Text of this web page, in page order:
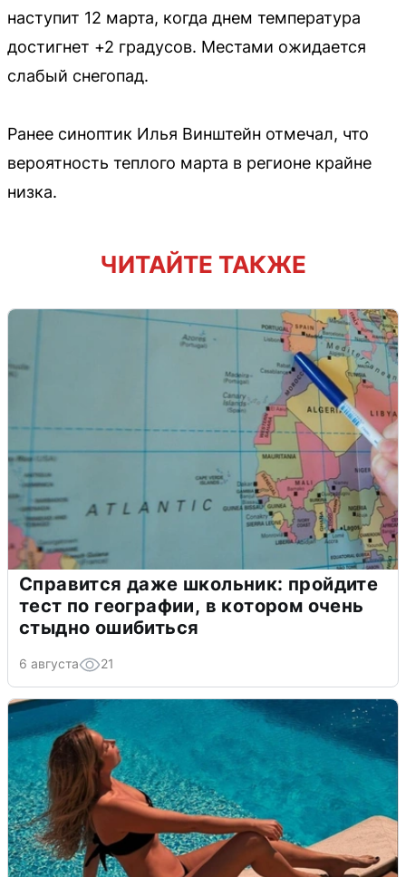
наступит 12 марта, когда днем температура
достигнет +2 градусов. Местами ожидается
слабый снегопад.
Ранее синоптик Илья Винштейн отмечал, что
вероятность теплого марта в регионе крайне
низка.
ЧИТАЙТЕ ТАКЖЕ
Справится даже школьник: пройдите
тест по географии, в котором очень
стыдно ошибиться
6 августа 21